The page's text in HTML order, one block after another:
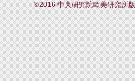
©2016 中央研究院歐美研究所